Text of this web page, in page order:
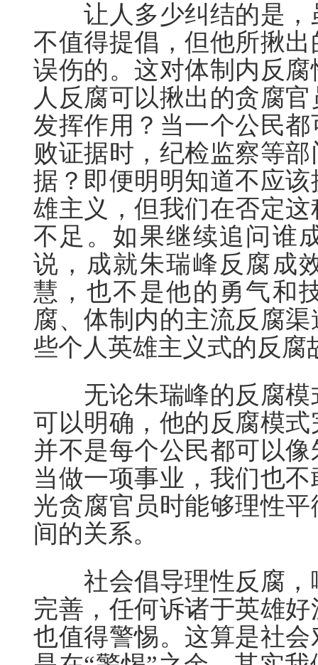
让人多少纠结的是，
不值得提倡，但他所揪
误伤的。这对体制内反
人反腐可以揪出的贪腐
发挥作用？当一个公民
败证据时，纪检监察等
据？即便明明知道不应
雄主义，但我们在否定
不足。如果继续追问谁
说，成就朱瑞峰反腐成
慧，也不是他的勇气和
腐、体制内的主流反腐
些个人英雄主义式的反腐
无论朱瑞峰的反腐模
可以明确，他的反腐模
并不是每个公民都可以
当做一项事业，我们也
光贪腐官员时能够理性
间的关系。
社会倡导理性反腐，
完善，任何诉诸于英雄
也值得警惕。这算是社